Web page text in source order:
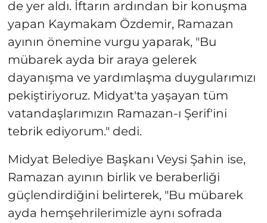
de yer aldı. İftarın ardından bir konuşma
yapan Kaymakam Özdemir, Ramazan
ayının önemine vurgu yaparak, "Bu
mübarek ayda bir araya gelerek
dayanışma ve yardımlaşma duygularımızı
pekiştiriyoruz. Midyat'ta yaşayan tüm
vatandaşlarımızın Ramazan-ı Şerif'ini
tebrik ediyorum." dedi.
Midyat Belediye Başkanı Veysi Şahin ise,
Ramazan ayının birlik ve beraberliği
güçlendirdiğini belirterek, "Bu mübarek
ayda hemşehrilerimizle aynı sofrada